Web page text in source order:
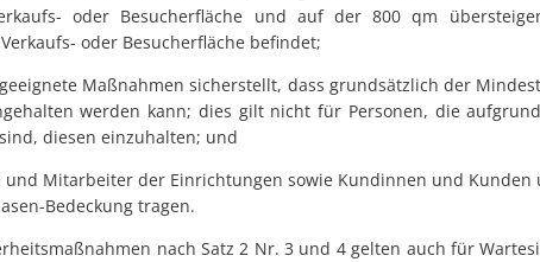
oder Besucherfläche und auf der 800 qm
oder Besucherfläche befindet;
Maßnahmen sicherstellt, dass grundsätzlich der
werden kann; dies gilt nicht für Personen, die
diesen einzuhalten; und
Mitarbeiter der Einrichtungen sowie Kundinnen und Kunden
Bedeckung tragen.
nach Satz 2 Nr. 3 und 4 gelten auch für